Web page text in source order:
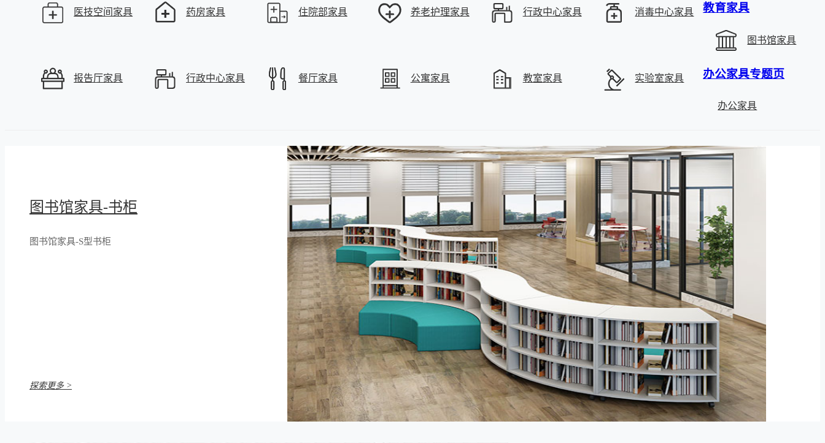
医技空间家具 药房家具 住院部家具 养老护理家具 行政中心家具 消毒中心家具 教育家具
图书馆家具
报告厅家具 行政中心家具 餐厅家具 公寓家具 教室家具 实验室家具 办公家具专题页
办公家具
图书馆家具-书柜
图书馆家具-S型书柜
探索更多 >